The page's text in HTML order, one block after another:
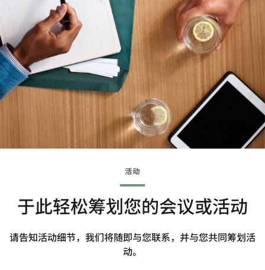
活动
于此轻松筹划您的会议或活动
请告知活动细节，我们将随即与您联系，并与您共同筹划活
动。